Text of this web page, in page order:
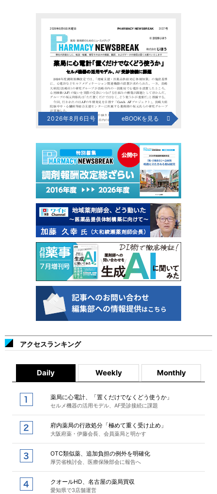
2026年8月6日号 eBOOKを見る
アクセスランキング
Daily Weekly Monthly
薬局に心電計、「置くだけでなくどう使うか」
セルメ機器の活用モデル、AF受診接続に課題
府内薬局の行政処分「極めて重く受け止め」
大阪府薬・伊藤会長、会員薬局と明かす
OTC類似薬、追加負担の例外を明確化
厚労省検討会、医療保険部会に報告へ
クオールHD、名古屋の薬局買収
愛知県で3店舗運営